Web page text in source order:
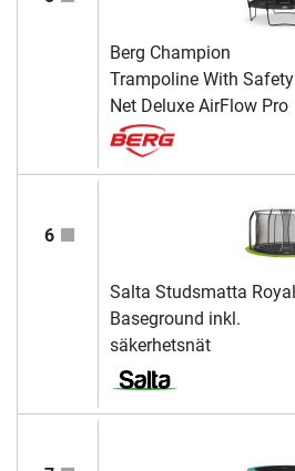
Berg Champion
Trampoline With Safety
Net Deluxe AirFlow Pro
6
Salta Studsmatta Royal
Baseground inkl.
säkerhetsnät